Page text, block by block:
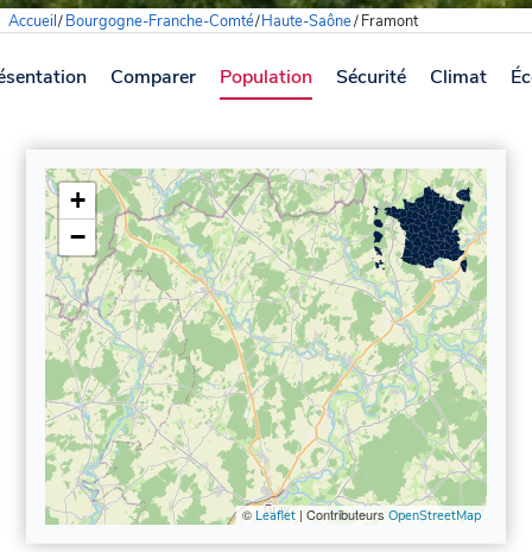
Accueil/Bourgogne-Franche-Comté/Haute-Saône/Framont
Comparer Population Sécurité Climat
+
−
© Leaflet| Contributeurs OpenStreetMap